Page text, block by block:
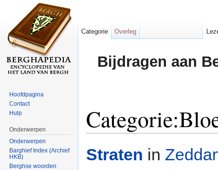
Bijdragen aan
Straten in
Categorie Overleg
Hoofdpagina
Contact
Hulp
Onderwerpen
Onderwerpen
Barghief Index (Archief
HKB)
Berghse woorden